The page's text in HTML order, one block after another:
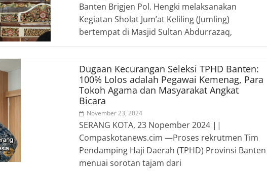
Banten Brigjen Pol. Hengki melaksanakan
Kegiatan Sholat Jum’at Keliling (Jumling)
bertempat di Masjid Sultan Abdurrazaq,
Dugaan Kecurangan Seleksi TPHD Banten:
100% Lolos adalah Pegawai Kemenag, Para
Tokoh Agama dan Masyarakat Angkat
Bicara
November 23, 2024
SERANG KOTA, 23 Nopember 2024 ||
Compaskotanews.cim —Proses rekrutmen Tim
Pendamping Haji Daerah (TPHD) Provinsi Banten
menuai sorotan tajam dari